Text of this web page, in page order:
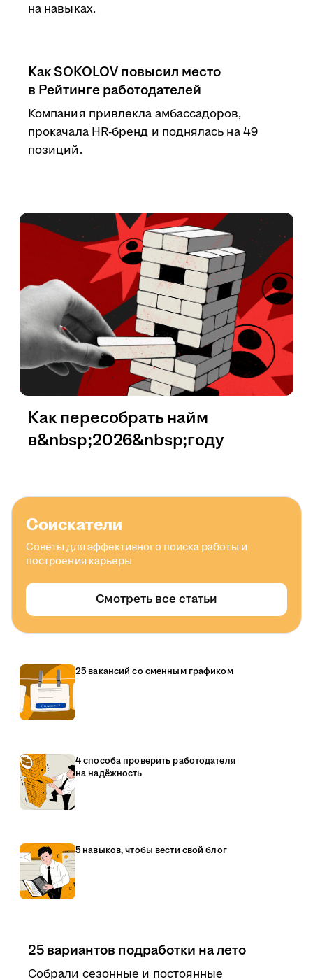
на навыках.
Как SOKOLOV повысил место
в Рейтинге работодателей
Компания привлекла амбассадоров,
прокачала HR-бренд и поднялась на 49
позиций.
Как пересобрать найм
в&nbsp;2026&nbsp;году
Соискатели
Советы для эффективного поиска работы и
построения карьеры
Смотреть все статьи
25 вакансий со сменным графиком
4 способа проверить работодателя
на надёжность
5 навыков, чтобы вести свой блог
25 вариантов подработки на лето
Собрали сезонные и постоянные